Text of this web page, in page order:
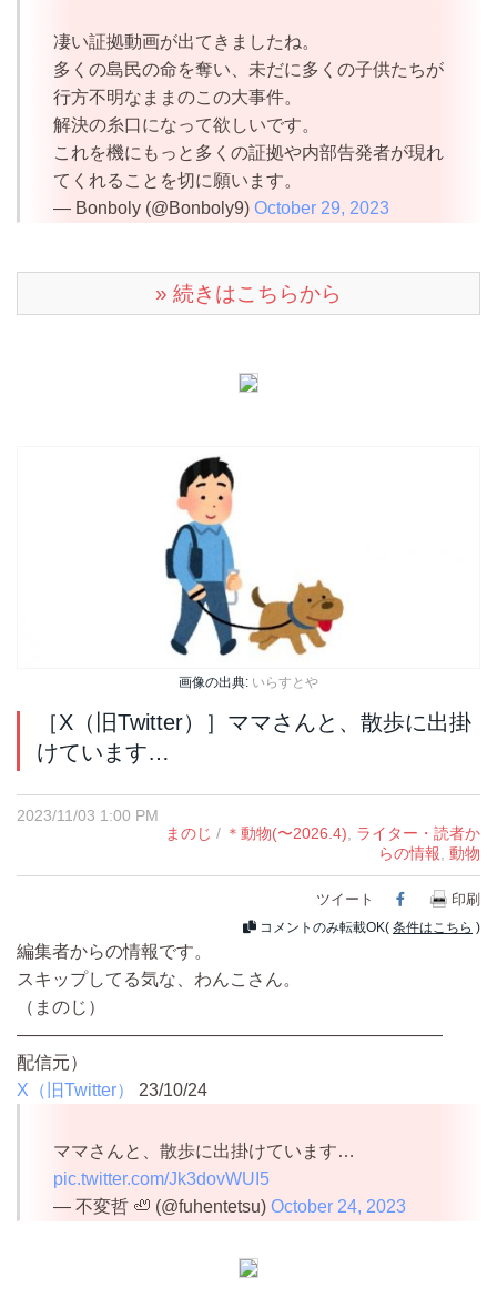
凄い証拠動画が出てきましたね。
多くの島民の命を奪い、未だに多くの子供たちが
行方不明なままのこの大事件。
解決の糸口になって欲しいです。
これを機にもっと多くの証拠や内部告発者が現れ
てくれることを切に願います。
— Bonboly (@Bonboly9) October 29, 2023
» 続きはこちらから
画像の出典: いらすとや
［X（旧Twitter）］ママさんと、散歩に出掛
けています…
2023/11/03 1:00 PM
まのじ / ＊動物(〜2026.4), ライター・読者か
らの情報, 動物
ツイート Facebook
印刷
コメントのみ転載OK( 条件はこちら )
編集者からの情報です。
スキップしてる気な、わんこさん。
（まのじ）
————————————————————————
配信元）
X（旧Twitter）
23/10/24
ママさんと、散歩に出掛けています…
pic.twitter.com/Jk3dovWUI5
— 不変哲 🦥 (@fuhentetsu) October 24, 2023